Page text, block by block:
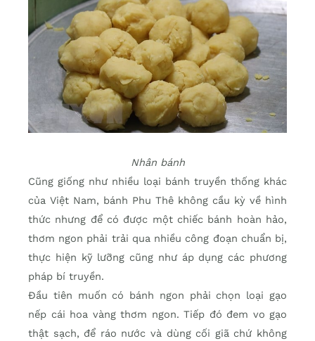
Nhân bánh
Cũng giống như nhiều loại bánh truyền thống khác
của Việt Nam, bánh Phu Thê không cầu kỳ về hình
thức nhưng để có được một chiếc bánh hoàn hảo,
thơm ngon phải trải qua nhiều công đoạn chuẩn bị,
thực hiện kỹ lưỡng cũng như áp dụng các phương
pháp bí truyền.
Đầu tiên muốn có bánh ngon phải chọn loại gạo
nếp cái hoa vàng thơm ngon. Tiếp đó đem vo gạo
thật sạch, để ráo nước và dùng cối giã chứ không